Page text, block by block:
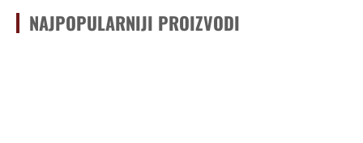
NAJPOPULARNIJI PROIZVODI